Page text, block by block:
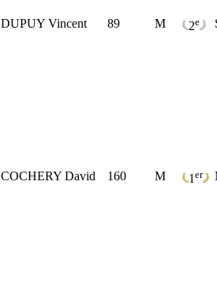
DUPUY Vincent 89 M 2e
COCHERY David 160 M 1 er